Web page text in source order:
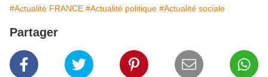
#Actualité FRANCE #Actualité politique #Actualité sociale
Partager